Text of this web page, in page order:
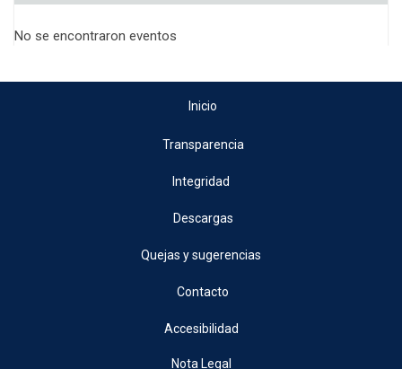
No se encontraron eventos
Inicio
Transparencia
Integridad
Descargas
Quejas y sugerencias
Contacto
Accesibilidad
Nota Legal